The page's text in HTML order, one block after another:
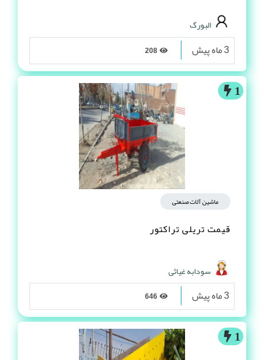
البورگ
3 ماه پیش
1
ماشین آلات صنعتی
قیمت تریلی تراکتور
سودابه غیاثی
3 ماه پیش
1